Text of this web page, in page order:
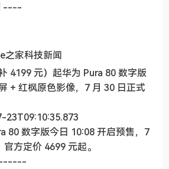
----
之家科技新闻
4199 元）起华为 Pura 80 数字版
+ 红枫原色影像，7 月 30 日正式
23T09:10:35.873
80 数字版今日 10:08 开启预售，7
方定价 4699 元起。